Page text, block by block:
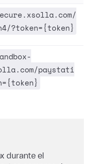
?token={token}
paystati
durante el